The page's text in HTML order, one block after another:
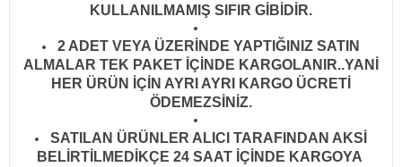
KULLANILMAMIŞ SIFIR GİBİDİR.
2 ADET VEYA ÜZERİNDE YAPTIĞINIZ SATIN
ALMALAR TEK PAKET İÇİNDE KARGOLANIR..YANİ
HER ÜRÜN İÇİN AYRI AYRI KARGO ÜCRETİ
ÖDEMEZSİNİZ.
SATILAN ÜRÜNLER ALICI TARAFINDAN AKSİ
BELİRTİLMEDİKÇE 24 SAAT İÇİNDE KARGOYA